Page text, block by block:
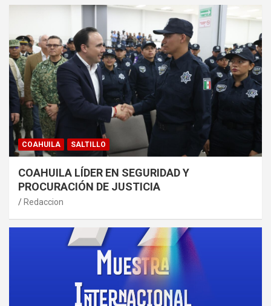
COAHUILA SALTILLO
COAHUILA LÍDER EN SEGURIDAD Y
PROCURACIÓN DE JUSTICIA
Redaccion